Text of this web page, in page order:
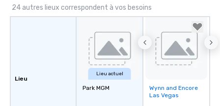
24 autres lieux correspondent à vos besoins
Lieu
Lieu actuel
Park MGM
Removed from
favorites
Wynn and Encore
Las Vegas